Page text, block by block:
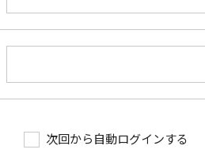
次回から自動ログインする